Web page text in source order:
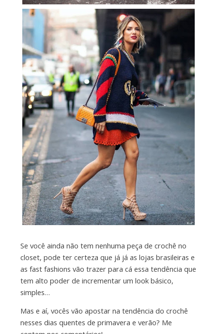
Se você ainda não tem nenhuma peça de crochê no
closet, pode ter certeza que já já as lojas brasileiras e
as fast fashions vão trazer para cá essa tendência que
tem alto poder de incrementar um look básico,
simples…
Mas e aí, vocês vão apostar na tendência do crochê
nesses dias quentes de primavera e verão? Me